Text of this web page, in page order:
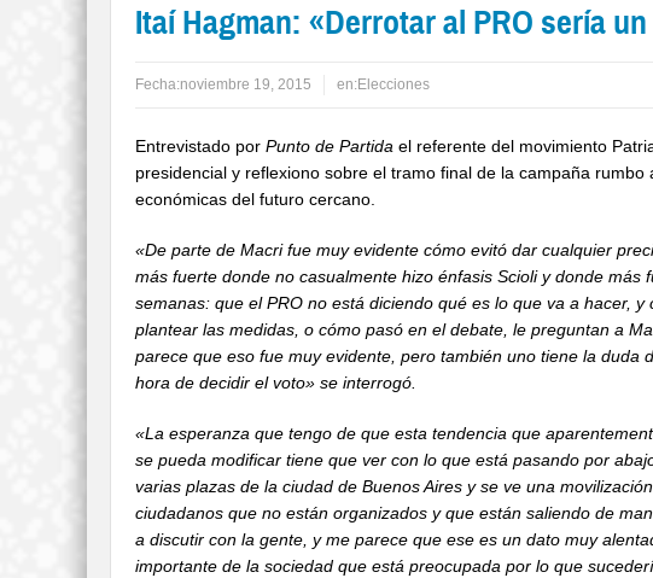
Itaí Hagman: «Derrotar al PRO sería
Fecha:noviembre 19, 2015 en:Elecciones
Entrevistado por Punto de Partida el referente del movimiento
presidencial y reflexiono sobre el tramo final de la campaña
económicas del futuro cercano.
«De parte de Macri fue muy evidente cómo evitó dar cualquier
más fuerte donde no casualmente hizo énfasis Scioli y donde más
semanas: que el PRO no está diciendo qué es lo que va a hacer,
plantear las medidas, o cómo pasó en el debate, le preguntan a
parece que eso fue muy evidente, pero también uno tiene la duda
hora de decidir el voto» se interrogó.
«La esperanza que tengo de que esta tendencia que
se pueda modificar tiene que ver con lo que está pasando por
varias plazas de la ciudad de Buenos Aires y se ve una
ciudadanos que no están organizados y que están saliendo de
a discutir con la gente, y me parece que ese es un dato muy
importante de la sociedad que está preocupada por lo que